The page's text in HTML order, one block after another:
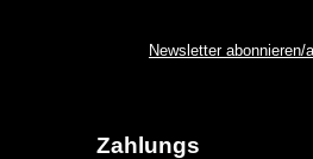
Newsletter abonnieren/
Zahlungs